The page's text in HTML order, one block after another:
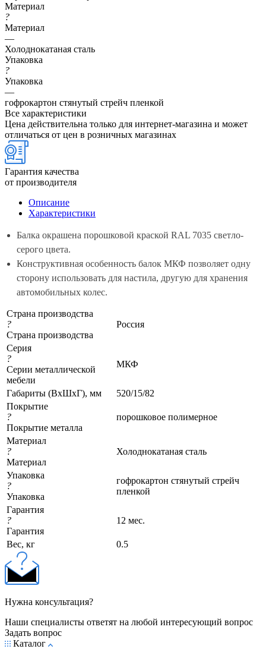
Материал
?
Материал
—
Холоднокатаная сталь
Упаковка
?
Упаковка
—
гофрокартон стянутый стрейч пленкой
Все характеристики
Цена действительна только для интернет-магазина и может
отличаться от цен в розничных магазинах
Гарантия качества
от производителя
Описание
Характеристики
Балка окрашена порошковой краской RAL 7035 светло-
серого цвета.
Конструктивная особенность балок МКФ позволяет одну
сторону использовать для настила, другую для хранения
автомобильных колес.
Страна производства
?
Страна производства
Россия
Серия
?
Серии металлической
мебели
МКФ
Габариты (ВхШхГ), мм
520/15/82
Покрытие
?
Покрытие металла
порошковое полимерное
Материал
?
Материал
Холоднокатаная сталь
Упаковка
?
Упаковка
гофрокартон стянутый стрейч
пленкой
Гарантия
?
Гарантия
12 мес.
Вес, кг 0.5
Нужна консультация?
Наши специалисты ответят на любой интересующий вопрос
Задать вопрос
Каталог